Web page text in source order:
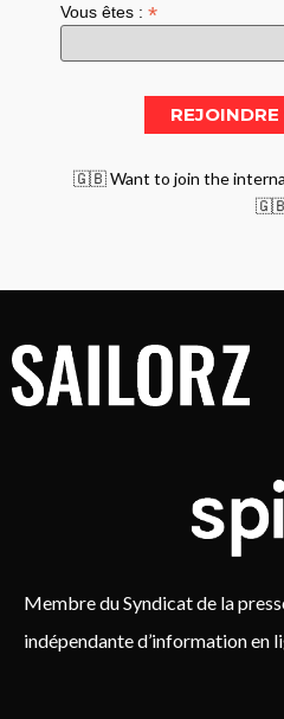
Vous êtes :*
🇬🇧 Want to join the
Membre du Syndicat de la
indépendante d’information en